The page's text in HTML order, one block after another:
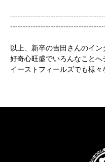
以上、新卒の吉田さんのイン
好奇心旺盛でいろんなこと
イーストフィールズでも様